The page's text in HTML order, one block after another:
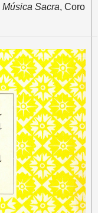
Música Sacra, Coro